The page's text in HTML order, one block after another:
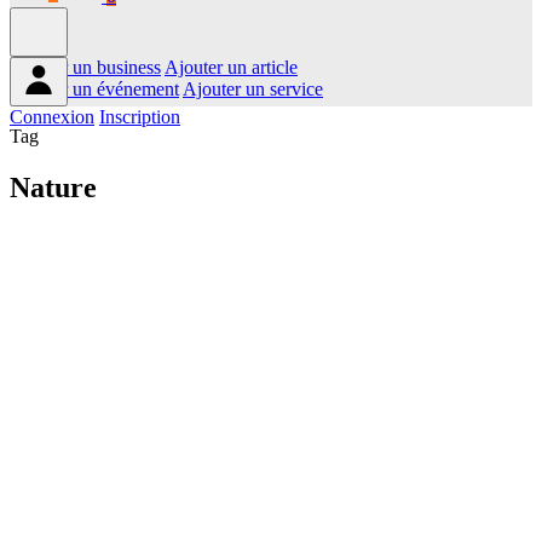
Ajouter un business Ajouter un article
Ajouter un événement Ajouter un service
Connexion Inscription
Tag
Nature